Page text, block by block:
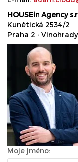
HOUSEin Agency
Kunětická 2534/2
Praha 2 - Vinohrady
Moje jméno: